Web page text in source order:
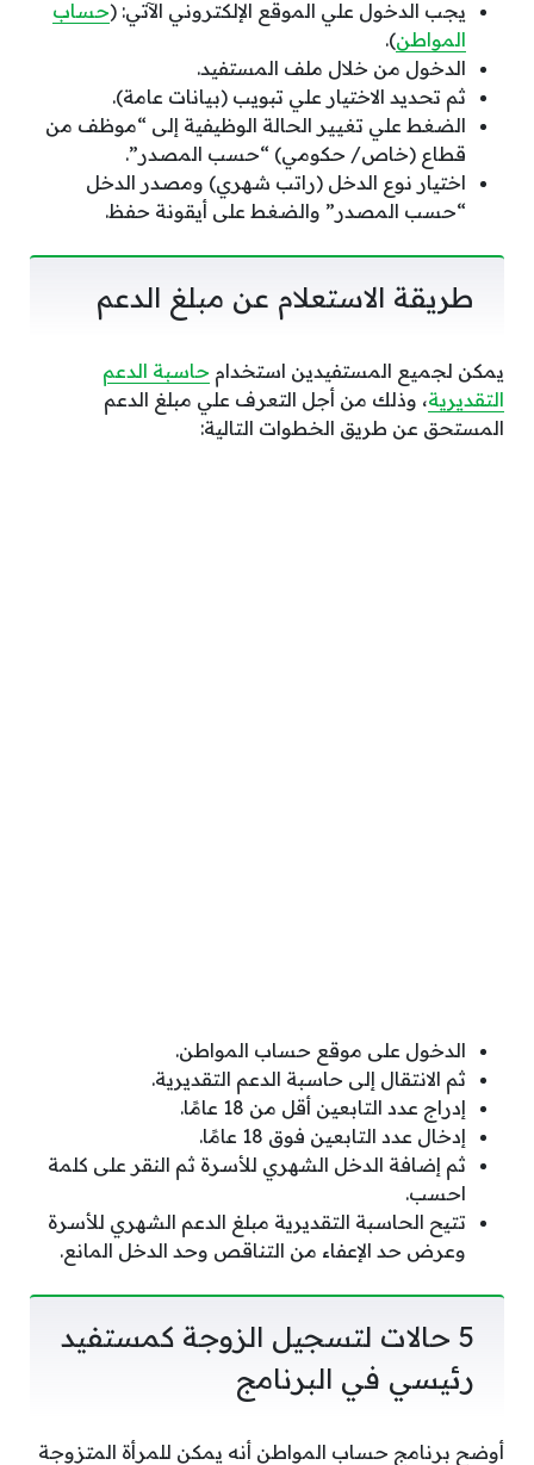
يجب الدخول علي الموقع الإلكتروني الآتي: (حساب
المواطن).
الدخول من خلال ملف المستفيد.
ثم تحديد الاختيار علي تبويب (بيانات عامة).
الضغط علي تغيير الحالة الوظيفية إلى “موظف من
قطاع (خاص/ حكومي) “حسب المصدر”.
اختيار نوع الدخل (راتب شهري) ومصدر الدخل
“حسب المصدر” والضغط على أيقونة حفظ.
طريقة الاستعلام عن مبلغ الدعم
يمكن لجميع المستفيدين استخدام حاسبة الدعم
التقديرية، وذلك من أجل التعرف علي مبلغ الدعم
المستحق عن طريق الخطوات التالية:
الدخول على موقع حساب المواطن.
ثم الانتقال إلى حاسبة الدعم التقديرية.
إدراج عدد التابعين أقل من 18 عامًا.
إدخال عدد التابعين فوق 18 عامًا.
ثم إضافة الدخل الشهري للأسرة ثم النقر على كلمة
احسب.
تتيح الحاسبة التقديرية مبلغ الدعم الشهري للأسرة
وعرض حد الإعفاء من التناقص وحد الدخل المانع.
5 حالات لتسجيل الزوجة كمستفيد
رئيسي في البرنامج
أوضح برنامج حساب المواطن أنه يمكن للمرأة المتزوجة